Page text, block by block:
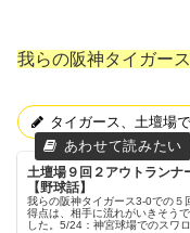
我らの阪神タイガース
タイガース、土壇場
土壇場９回２アウトランナ
【野球話】
我らの阪神タイガース3-0での５
得点は、相手に流れがいきそう
した。5/24：神宮球場でのスワ